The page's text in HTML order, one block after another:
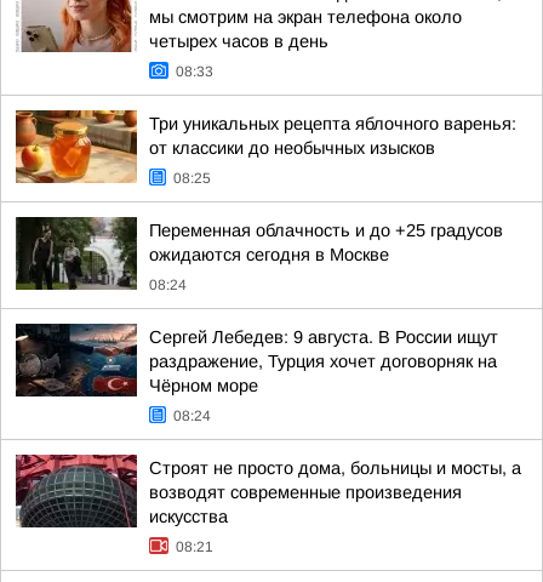
мы смотрим на экран телефона около
четырех часов в день
08:33
Три уникальных рецепта яблочного варенья:
от классики до необычных изысков
08:25
Переменная облачность и до +25 градусов
ожидаются сегодня в Москве
08:24
Сергей Лебедев: 9 августа. В России ищут
раздражение, Турция хочет договорняк на
Чёрном море
08:24
Строят не просто дома, больницы и мосты, а
возводят современные произведения
искусства
08:21